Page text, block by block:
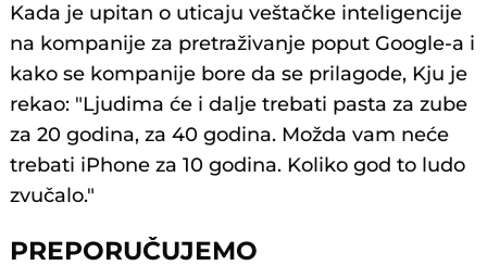
Kada je upitan o uticaju veštačke inteligencije
na kompanije za pretraživanje poput Google-a i
kako se kompanije bore da se prilagode, Kju je
rekao: "Ljudima će i dalje trebati pasta za zube
za 20 godina, za 40 godina. Možda vam neće
trebati iPhone za 10 godina. Koliko god to ludo
zvučalo."
PREPORUČUJEMO